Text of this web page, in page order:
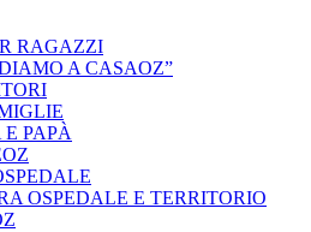
RAGAZZI
A CASAOZ”
PAPÀ
OSPEDALE E TERRITORIO